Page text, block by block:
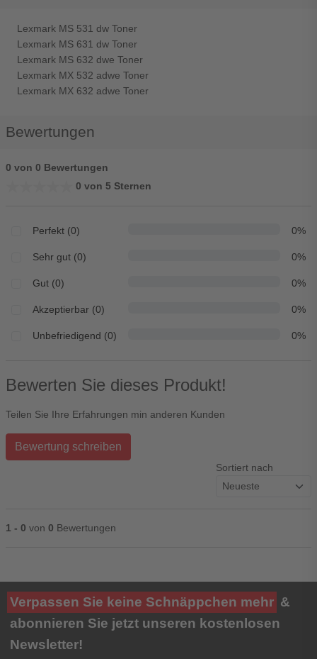
Lexmark MS 531 dw Toner
Lexmark MS 631 dw Toner
Lexmark MS 632 dwe Toner
Lexmark MX 532 adwe Toner
Lexmark MX 632 adwe Toner
Bewertungen
0 von 0 Bewertungen
0 von 5 Sternen
Perfekt (0) 0%
Sehr gut (0) 0%
Gut (0) 0%
Akzeptierbar (0) 0%
Unbefriedigend (0) 0%
Bewerten Sie dieses Produkt!
Teilen Sie Ihre Erfahrungen min anderen Kunden
Bewertung schreiben
Sortiert nach
1 - 0 von 0 Bewertungen
Ihre Bewertung**
★★★★★
Titel**
Verpassen Sie keine Schnäppchen mehr &
abonnieren Sie jetzt unseren kostenlosen
Newsletter!